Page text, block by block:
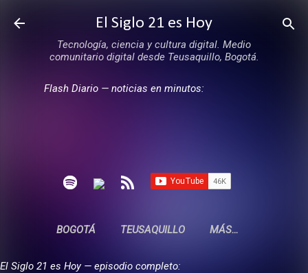
Ir al contenido principal
El Siglo 21 es Hoy
Tecnología, ciencia y cultura digital. Medio
comunitario digital desde Teusaquillo, Bogotá.
Flash Diario — noticias en minutos:
BOGOTÁ TEUSAQUILLO MÁS…
El Siglo 21 es Hoy — episodio completo: